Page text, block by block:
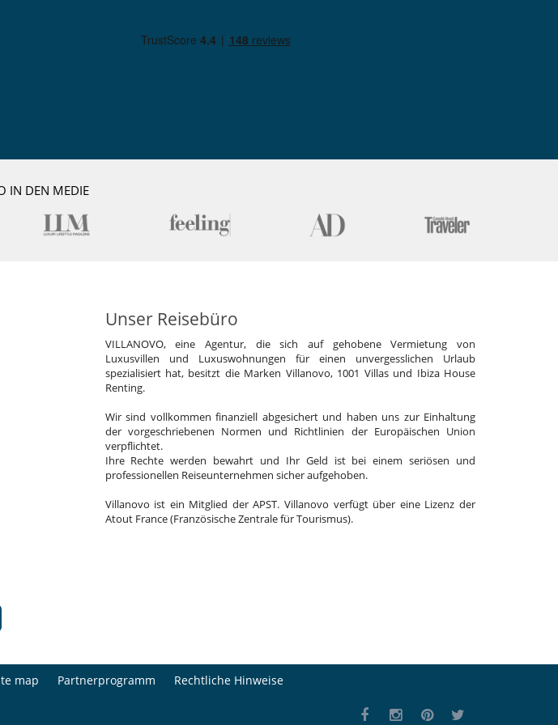
IN DEN MEDIE
Unser Reisebüro
VILLANOVO, eine Agentur, die sich auf gehobene Vermietung von
Luxusvillen und Luxuswohnungen für einen unvergesslichen Urlaub
spezialisiert hat, besitzt die Marken Villanovo, 1001 Villas und Ibiza House
Renting.
Wir sind vollkommen finanziell abgesichert und haben uns zur Einhaltung
der vorgeschriebenen Normen und Richtlinien der Europäischen Union
verpflichtet.
Ihre Rechte werden bewahrt und Ihr Geld ist bei einem seriösen und
professionellen Reiseunternehmen sicher aufgehoben.
Villanovo ist ein Mitglied der APST. Villanovo verfügt über eine Lizenz der
Atout France (Französische Zentrale für Tourismus).
map Partnerprogramm Rechtliche Hinweise